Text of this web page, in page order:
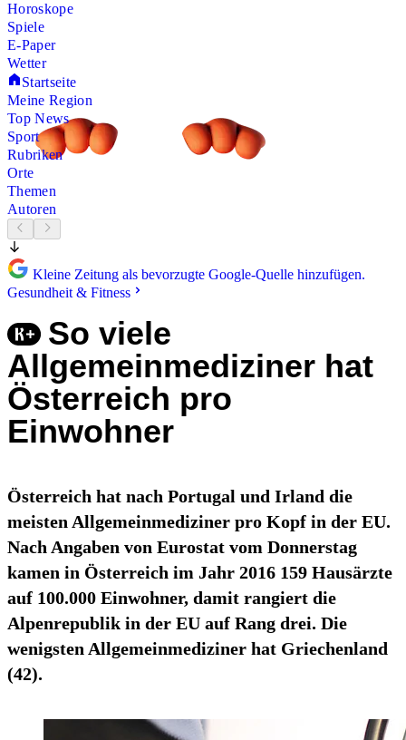
Horoskope
Spiele
E-Paper
Wetter
Startseite
Meine Region
Top News
Sport
Rubriken
Orte
Themen
Autoren
Kleine Zeitung als bevorzugte Google-Quelle hinzufügen.
Gesundheit & Fitness
So viele
Allgemeinmediziner hat
Österreich pro
Einwohner
Österreich hat nach Portugal und Irland die
meisten Allgemeinmediziner pro Kopf in der EU.
Nach Angaben von Eurostat vom Donnerstag
kamen in Österreich im Jahr 2016 159 Hausärzte
auf 100.000 Einwohner, damit rangiert die
Alpenrepublik in der EU auf Rang drei. Die
wenigsten Allgemeinmediziner hat Griechenland
(42).